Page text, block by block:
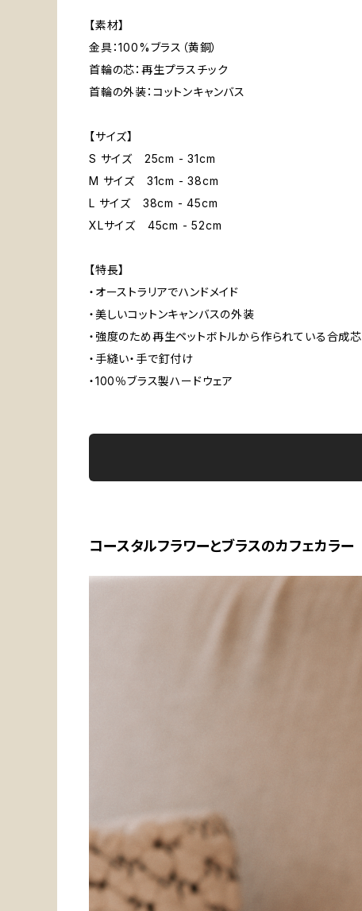
【素材】
金具：100%ブラス（黄銅）
首輪の芯：再生プラスチック
首輪の外装：コットンキャンバス
【サイズ】
S サイズ 25cm - 31cm
M サイズ 31cm - 38cm
L サイズ 38cm - 45cm
XLサイズ 45cm - 52cm
【特長】
・オーストラリアでハンドメイド
・美しいコットンキャンバスの外装
・強度のため再生ペットボトルから作られている合成芯
・手縫い・手で釘付け
・100％ブラス製ハードウェア
コースタルフラワーとブラスのカフェカラー